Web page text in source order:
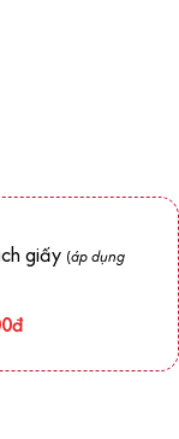
giấy (áp dụng